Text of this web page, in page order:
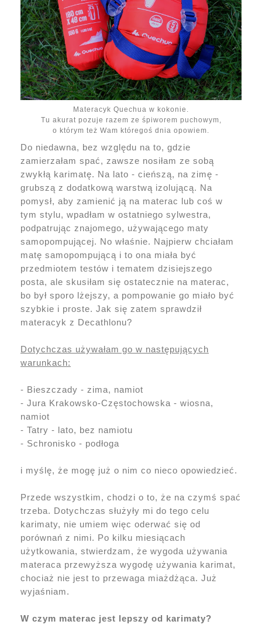
Materacyk Quechua w kokonie.
Tu akurat pozuje razem ze śpiworem puchowym,
o którym też Wam któregoś dnia opowiem.
Do niedawna, bez względu na to, gdzie
zamierzałam spać, zawsze nosiłam ze sobą
zwykłą karimatę. Na lato - cieńszą, na zimę -
grubszą z dodatkową warstwą izolującą. Na
pomysł, aby zamienić ją na materac lub coś w
tym stylu, wpadłam w ostatniego sylwestra,
podpatrując znajomego, używającego maty
samopompującej. No właśnie. Najpierw chciałam
matę samopompującą i to ona miała być
przedmiotem testów i tematem dzisiejszego
posta, ale skusiłam się ostatecznie na materac,
bo był sporo lżejszy, a pompowanie go miało być
szybkie i proste. Jak się zatem sprawdził
materacyk z Decathlonu?
Dotychczas używałam go w następujących
warunkach:
- Bieszczady - zima, namiot
- Jura Krakowsko-Częstochowska - wiosna,
namiot
- Tatry - lato, bez namiotu
- Schronisko - podłoga
i myślę, że mogę już o nim co nieco opowiedzieć.
Przede wszystkim, chodzi o to, że na czymś spać
trzeba. Dotychczas służyły mi do tego celu
karimaty, nie umiem więc oderwać się od
porównań z nimi. Po kilku miesiącach
użytkowania, stwierdzam, że wygoda używania
materaca przewyższa wygodę używania karimat,
chociaż nie jest to przewaga miażdżąca. Już
wyjaśniam.
W czym materac jest lepszy od karimaty?